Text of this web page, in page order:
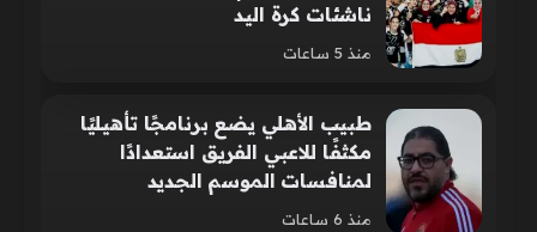
ناشئات كرة اليد
منذ 5 ساعات
طبيب الأهلي يضع برنامجًا تأهيليًا
مكثفًا للاعبي الفريق استعدادًا
لمنافسات الموسم الجديد
منذ 6 ساعات